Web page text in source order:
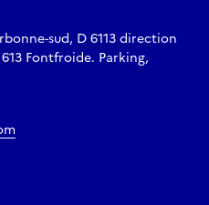
sud, D 6113 direction
Fontfroide. Parking,